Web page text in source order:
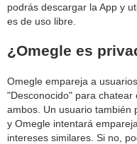
podrás descargar la App y
es de uso libre.
¿Omegle es
Omegle empareja a
"Desconocido" para
ambos. Un usuario también
y Omegle intentará
intereses similares. Si no,